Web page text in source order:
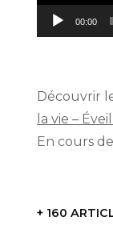
00:00
Découvrir
la vie –
En cours
+ 160